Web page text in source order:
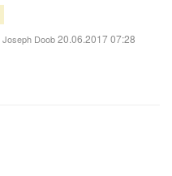
Joseph Doob20.06.2017 07:28